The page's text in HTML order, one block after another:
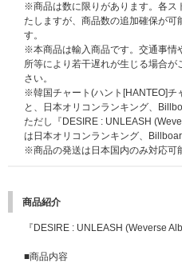
※商品は数に限りがあります。各ス
たしますが、商品数の追加確保が可
す。
※本商品は輸入商品です。交通事情
所等により若干遅れが生じる場合
さい。
※韓国チャート(ハント[HANTEO]チ
と、日本オリコンランキング、
ただし『DESIRE : UNLEASH
は日本オリコンランキング、
※商品の発送は日本国内のみ対応可
商品紹介
『DESIRE : UNLEASH (Weverse
■商品内容